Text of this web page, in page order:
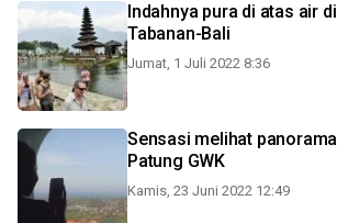
Indahnya pura di atas air
Tabanan-Bali
Jumat, 1 Juli 2022 8:36
Sensasi melihat
Patung GWK
Kamis, 23 Juni 2022 12:49